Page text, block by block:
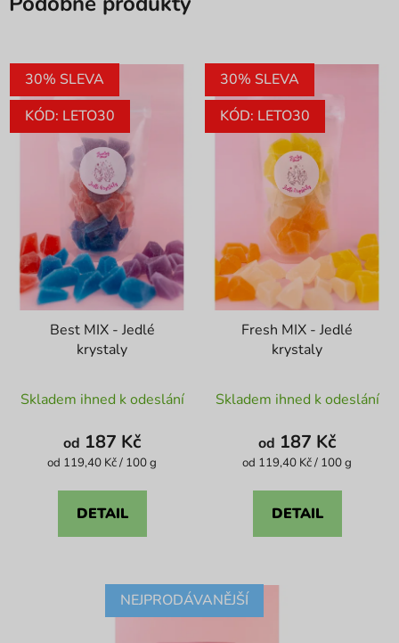
30% SLEVA
KÓD: LETO30
Best MIX - Jedlé
krystaly
hodnocení
produktu
je
z
Skladem ihned k odeslání
od 187 Kč
Měrná
od 119,40 Kč / 100 g
DETAIL
30% SLEVA
KÓD: LETO30
Fresh MIX - Jedlé
krystaly
hodnocení
produktu
je
z
Skladem ihned k odeslání
od 187 Kč
Měrná
od 119,40 Kč / 100 g
DETAIL
NEJPRODÁVANĚJŠÍ